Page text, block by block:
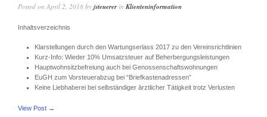
Posted on April 2, 2018 by jsteuerer in Klienteninformation
Inhaltsverzeichnis
Klarstellungen durch den Wartungserlass 2017 zu den Vereinsrichtlinien
Kurz-Info: Wieder 10% Umsatzsteuer auf Beherbergungsleistungen
Hauptwohnsitzbefreiung auch bei Genossenschaftswohnungen
EuGH zum Vorsteuerabzug bei “Briefkastenadressen”
Keine Liebhaberei bei selbständiger ärztlicher Tätigkeit trotz Verlusten
View Post →